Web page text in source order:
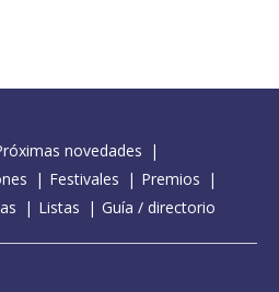
novedades
Festivales
Premios
Listas Guía / directorio